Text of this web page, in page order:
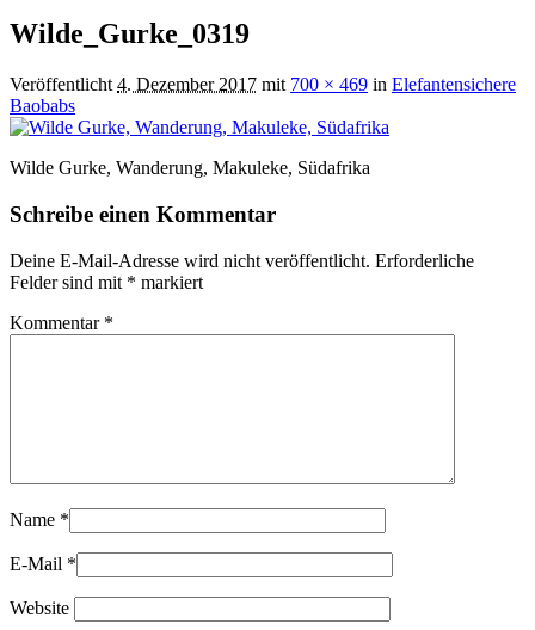
Wilde_Gurke_0319
Veröffentlicht 4. Dezember 2017 mit 700 × 469 in Elefantensichere
Baobabs
Wilde Gurke, Wanderung, Makuleke, Südafrika
Schreibe einen Kommentar
Deine E-Mail-Adresse wird nicht veröffentlicht. Erforderliche
Felder sind mit * markiert
Kommentar *
Name *
E-Mail *
Website